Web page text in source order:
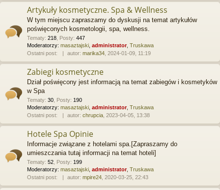
Artykuły kosmetyczne. Spa & Wellness
W tym miejscu zapraszamy do dyskusji na temat artykułów
poświęconych kosmetologii, spa, wellness.
Tematy: 218 Posty: 447
Moderatorzy: masaztajski administrator, Truskawa
Ostatni post:
autor: marika34 , 2024-01-09, 11:19
Zabiegi kosmetyczne
Dział poświęcony jest informacją na temat zabiegów i kosmetyków
w Spa
Tematy: 30 Posty: 190
Moderatorzy: masaztajski administrator, Truskawa
Ostatni post:
autor: chrupcia , 2023-04-05, 13:38
Hotele Spa Opinie
Informacje związane z hotelami spa.[Zapraszamy do
umieszczania tutaj informacji na temat hoteli]
Tematy: 52 Posty: 199
Moderatorzy: masaztajski administrator, Truskawa
Ostatni post:
autor: mpire24 , 2020-03-25, 22:43